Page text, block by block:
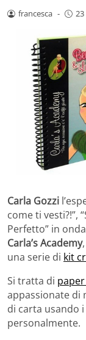
francesca -
Carla Gozzi
come ti vesti?!”,
Perfetto” in
Carla’s Academy,
una serie di kit
Si tratta di
appassionate di
di carta usando
personalmente.